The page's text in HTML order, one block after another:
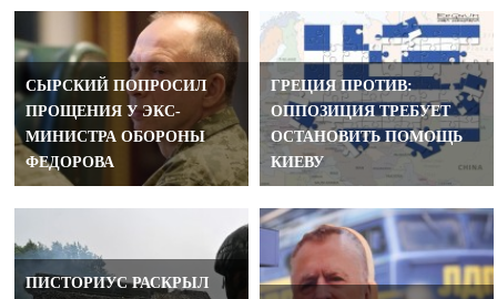
СЫРСКИЙ ПОПРОСИЛ
ПРОЩЕНИЯ У ЭКС-
МИНИСТРА ОБОРОНЫ
ФЕДОРОВА
ГРЕЦИЯ ПРОТИВ:
ОППОЗИЦИЯ ТРЕБУЕТ
ОСТАНОВИТЬ ПОМОЩЬ
КИЕВУ
ПИСТОРИУС РАСКРЫЛ